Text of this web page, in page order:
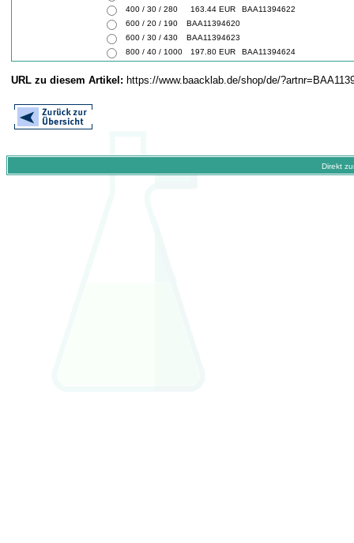
400 / 30 / 280
163.44 EUR
BAA11394622
600 / 20 / 190
BAA11394620
600 / 30 / 430
BAA11394623
800 / 40 / 1000
197.80 EUR BAA11394624
URL zu diesem Artikel: https://www.baacklab.de/shop/de/
Direkt